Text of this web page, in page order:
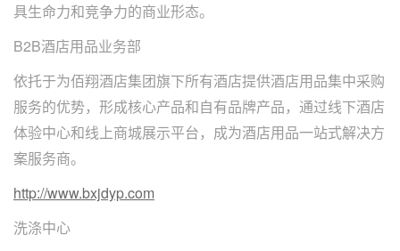
具生命力和竞争力的商业形态。
B2B酒店用品业务部
依托于为佰翔酒店集团旗下所有酒店提供酒店用品集中采购
服务的优势，形成核心产品和自有品牌产品，通过线下酒店
体验中心和线上商城展示平台，成为酒店用品一站式解决方
案服务商。
http://www.bxjdyp.com
洗涤中心